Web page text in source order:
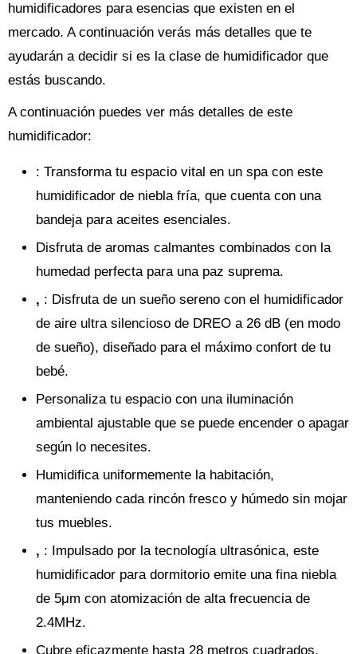
humidificadores para esencias que existen en el
mercado. A continuación verás más detalles que te
ayudarán a decidir si es la clase de humidificador que
estás buscando.
A continuación puedes ver más detalles de este
humidificador:
: Transforma tu espacio vital en un spa con este
humidificador de niebla fría, que cuenta con una
bandeja para aceites esenciales.
Disfruta de aromas calmantes combinados con la
humedad perfecta para una paz suprema.
, : Disfruta de un sueño sereno con el humidificador
de aire ultra silencioso de DREO a 26 dB (en modo
de sueño), diseñado para el máximo confort de tu
bebé.
Personaliza tu espacio con una iluminación
ambiental ajustable que se puede encender o apagar
según lo necesites.
Humidifica uniformemente la habitación,
manteniendo cada rincón fresco y húmedo sin mojar
tus muebles.
, : Impulsado por la tecnología ultrasónica, este
humidificador para dormitorio emite una fina niebla
de 5μm con atomización de alta frecuencia de
2.4MHz.
Cubre eficazmente hasta 28 metros cuadrados,